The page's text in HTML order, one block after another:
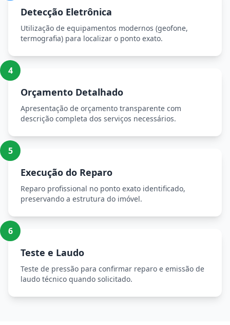
Detecção Eletrônica
Utilização de equipamentos modernos (geofone,
termografia) para localizar o ponto exato.
4
Orçamento Detalhado
Apresentação de orçamento transparente com
descrição completa dos serviços necessários.
5
Execução do Reparo
Reparo profissional no ponto exato identificado,
preservando a estrutura do imóvel.
6
Teste e Laudo
Teste de pressão para confirmar reparo e emissão de
laudo técnico quando solicitado.